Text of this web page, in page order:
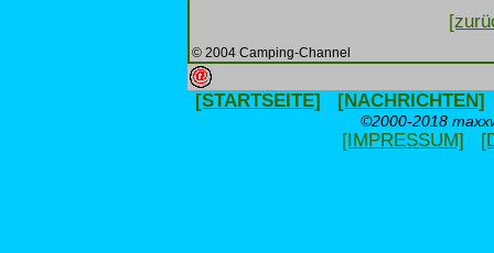
© 2004 Camping-Channel
[STARTSEITE] [NACHRICHTEN]
©2000-2018
[IMPRESSUM]